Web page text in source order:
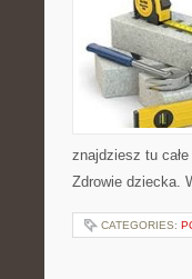
znajdziesz tu
Zdrowie dziecka.
CATEGORIES: